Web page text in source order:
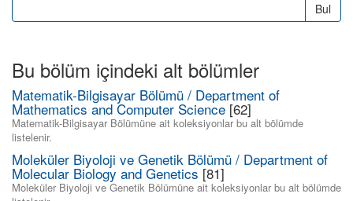
Bul
Bu bölüm içindeki alt bölümler
Matematik-Bilgisayar Bölümü / Department of
Mathematics and Computer Science [62]
Matematik-Bilgisayar Bölümüne ait koleksiyonlar bu alt bölümde
listelenir.
Moleküler Biyoloji ve Genetik Bölümü / Department of
Molecular Biology and Genetics [81]
Moleküler Biyoloji ve Genetik Bölümüne ait koleksiyonlar bu alt bölümde